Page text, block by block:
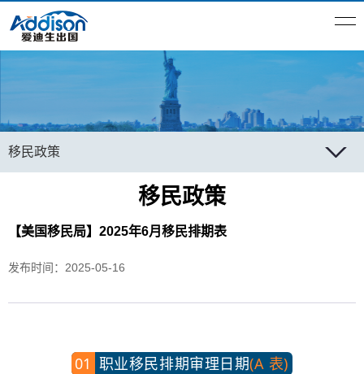
移民政策
移民政策
【美国移民局】2025年6月移民排期表
发布时间：2025-05-16
01 职业移民排期审理日期(A 表)